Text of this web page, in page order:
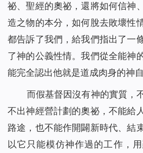
祕、聖經的奧祕，還將如何信神
造之物的本分，如何脫去敗壞性
都告訴了我們，給我們指出了一
了神的公義性情。我們從全能神
能完全認出他就是道成肉身的神自
而假基督因沒有神的實質，
不出神經營計劃的奧祕，不能給
路途，也不能作開闢新時代、結
以它只能模仿神作過的工作，